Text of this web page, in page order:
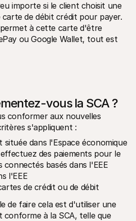
importe si le client choisit une
de débit crédit pour payer.
à cette carte d'être
ou Google Wallet, tout est
vous la SCA ?
conformer aux nouvelles
s'appliquent :
dans l'Espace économique
des paiements pour le
basés dans l'EEE
l'EEE
de crédit ou de débit
de faire cela est d'utiliser une
conforme à la SCA, telle que